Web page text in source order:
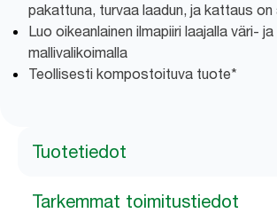
pakattuna, turvaa laadun, ja kattaus on
Luo oikeanlainen ilmapiiri laajalla väri- ja
mallivalikoimalla
Teollisesti kompostoituva tuote*
Tuotetiedot
Tarkemmat toimitustiedot